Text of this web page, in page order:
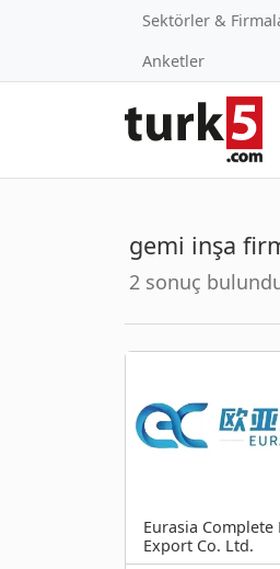
Sektörler &
Anketler
gemi inşa
2 sonuç
Eurasia
Export Co. Ltd.